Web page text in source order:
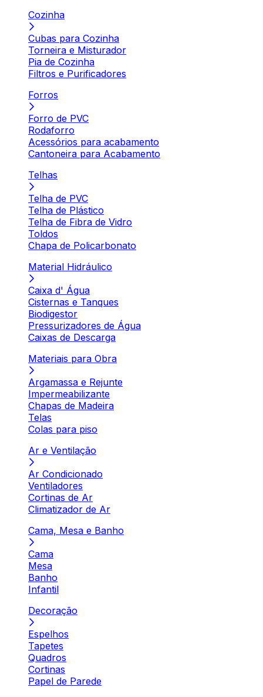
Cozinha
Cubas para Cozinha
Torneira e Misturador
Pia de Cozinha
Filtros e Purificadores
Forros
Forro de PVC
Rodaforro
Acessórios para acabamento
Cantoneira para Acabamento
Telhas
Telha de PVC
Telha de Plástico
Telha de Fibra de Vidro
Toldos
Chapa de Policarbonato
Material Hidráulico
Caixa d' Água
Cisternas e Tanques
Biodigestor
Pressurizadores de Água
Caixas de Descarga
Materiais para Obra
Argamassa e Rejunte
Impermeabilizante
Chapas de Madeira
Telas
Colas para piso
Ar e Ventilação
Ar Condicionado
Ventiladores
Cortinas de Ar
Climatizador de Ar
Cama, Mesa e Banho
Cama
Mesa
Banho
Infantil
Decoração
Espelhos
Tapetes
Quadros
Cortinas
Papel de Parede